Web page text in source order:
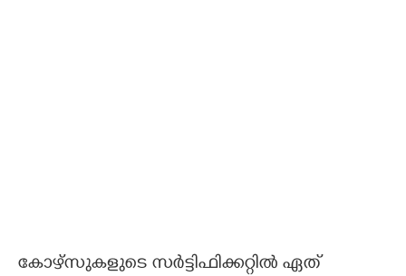
കോഴ്സുകളുടെ സർട്ടിഫിക്കറ്റിൽ ഏത്